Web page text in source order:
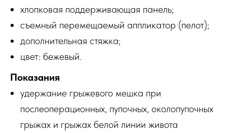
хлопковая поддерживающая панель;
съемный перемещаемый аппликатор (пелот);
дополнительная стяжка;
цвет: бежевый.
Показания
удержание грыжевого мешка при
послеоперационных, пупочных, околопупочных
грыжах и грыжах белой линии живота